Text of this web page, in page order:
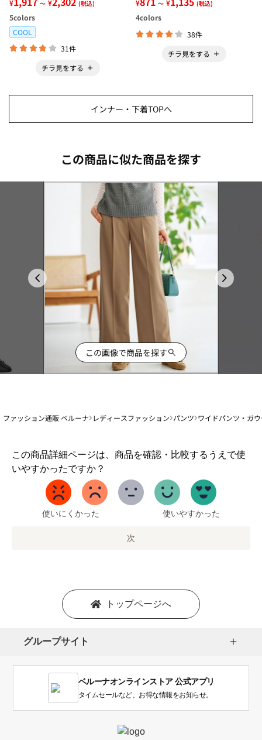
ボ＞
¥ ～ ¥ (税込)
5colors
COOL
31件
チラ見をする
¥ ～ ¥ (税込)
4colors
38件
チラ見をする
インナー・下着TOPへ
この商品に似た商品を探す
この画像で商品を探す
ファッション通販 ベルーナ レディースファッション パンツ ワイドパンツ・ガ
この商品詳細ページは、商品を確認・比較するうえで使
いやすかったですか？
1
か
い
使いにくかった 使いやすかった
次
トップページへ
グループサイト
ベルーナオンラインストア 公式アプリ
タイムセールなど、お得な情報をお知らせ。